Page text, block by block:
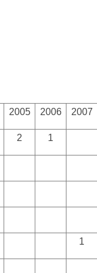
2005 2006 2007
2 1
1